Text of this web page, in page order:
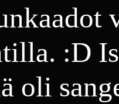
:D
oli